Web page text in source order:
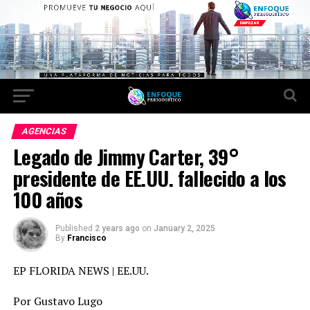
AGENCIAS
Legado de Jimmy Carter, 39°
presidente de EE.UU. fallecido a los
100 años
Published 2 years ago on January 2, 2025
By Francisco
EP FLORIDA NEWS | EE.UU.
Por Gustavo Lugo